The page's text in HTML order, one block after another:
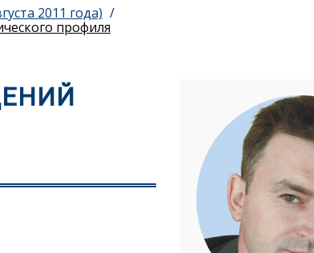
2011 года)
профиля